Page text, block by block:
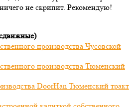
не скрипит. Рекомендую!